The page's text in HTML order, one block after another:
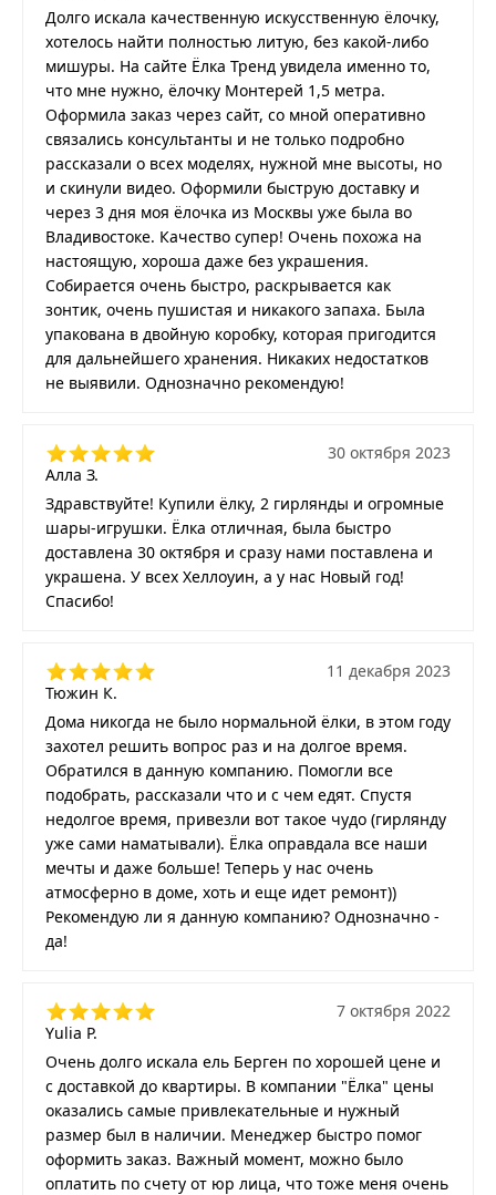
Долго искала качественную искусственную ёлочку,
хотелось найти полностью литую, без какой-либо
мишуры. На сайте Ёлка Тренд увидела именно то,
что мне нужно, ёлочку Монтерей 1,5 метра.
Оформила заказ через сайт, со мной оперативно
связались консультанты и не только подробно
рассказали о всех моделях, нужной мне высоты, но
и скинули видео. Оформили быструю доставку и
через 3 дня моя ёлочка из Москвы уже была во
Владивостоке. Качество супер! Очень похожа на
настоящую, хороша даже без украшения.
Собирается очень быстро, раскрывается как
зонтик, очень пушистая и никакого запаха. Была
упакована в двойную коробку, которая пригодится
для дальнейшего хранения. Никаких недостатков
не выявили. Однозначно рекомендую!
Алла З.
30 октября 2023
Здравствуйте! Купили ёлку, 2 гирлянды и огромные
шары-игрушки. Ёлка отличная, была быстро
доставлена 30 октября и сразу нами поставлена и
украшена. У всех Хеллоуин, а у нас Новый год!
Спасибо!
Тюжин К.
11 декабря 2023
Дома никогда не было нормальной ёлки, в этом году
захотел решить вопрос раз и на долгое время.
Обратился в данную компанию. Помогли все
подобрать, рассказали что и с чем едят. Спустя
недолгое время, привезли вот такое чудо (гирлянду
уже сами наматывали). Ёлка оправдала все наши
мечты и даже больше! Теперь у нас очень
атмосферно в доме, хоть и еще идет ремонт))
Рекомендую ли я данную компанию? Однозначно -
да!
Yulia P.
7 октября 2022
Очень долго искала ель Берген по хорошей цене и
с доставкой до квартиры. В компании "Ёлка" цены
оказались самые привлекательные и нужный
размер был в наличии. Менеджер быстро помог
оформить заказ. Важный момент, можно было
оплатить по счету от юр лица, что тоже меня очень